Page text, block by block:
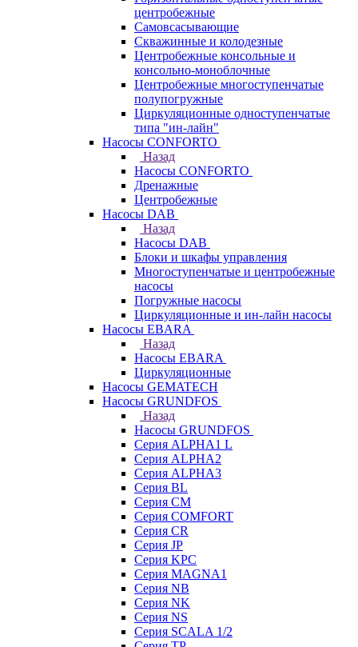
центробежные
Самовсасывающие
Скважинные и колодезные
Центробежные консольные и
консольно-моноблочные
Центробежные многоступенчатые
полупогружные
Циркуляционные одноступенчатые
типа "ин-лайн"
Насосы CONFORTO
Назад
Насосы CONFORTO
Дренажные
Центробежные
Насосы DAB
Назад
Насосы DAB
Блоки и шкафы управления
Многоступенчатые и центробежные
насосы
Погружные насосы
Циркуляционные и ин-лайн насосы
Насосы EBARA
Назад
Насосы EBARA
Циркуляционные
Насосы GEMATECH
Насосы GRUNDFOS
Назад
Насосы GRUNDFOS
Серия ALPHA1 L
Серия ALPHA2
Серия ALPHA3
Серия BL
Серия CM
Серия COMFORT
Серия CR
Серия JP
Серия KPC
Серия MAGNA1
Серия NB
Серия NK
Серия NS
Серия SCALA 1/2